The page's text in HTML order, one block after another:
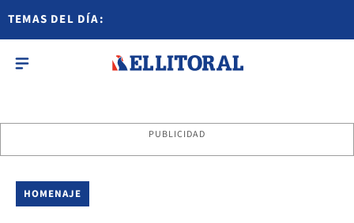
TEMAS DEL DÍA:
PUBLICIDAD
HOMENAJE